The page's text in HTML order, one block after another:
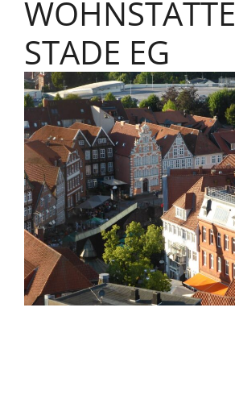
WOHNSTÄTTE
STADE EG